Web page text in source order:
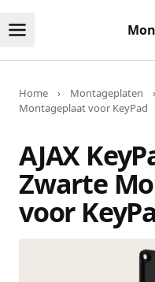
Home › Montageplaten ›
Montageplaat voor KeyPad
AJAX
Zwarte
voor